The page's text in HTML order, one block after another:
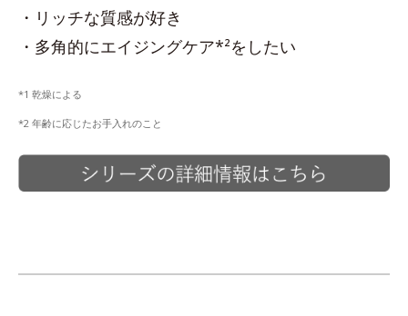
・リッチな質感が好き
・多角的にエイジングケア*²をしたい
*1 乾燥による
*2 年齢に応じたお手入れのこと